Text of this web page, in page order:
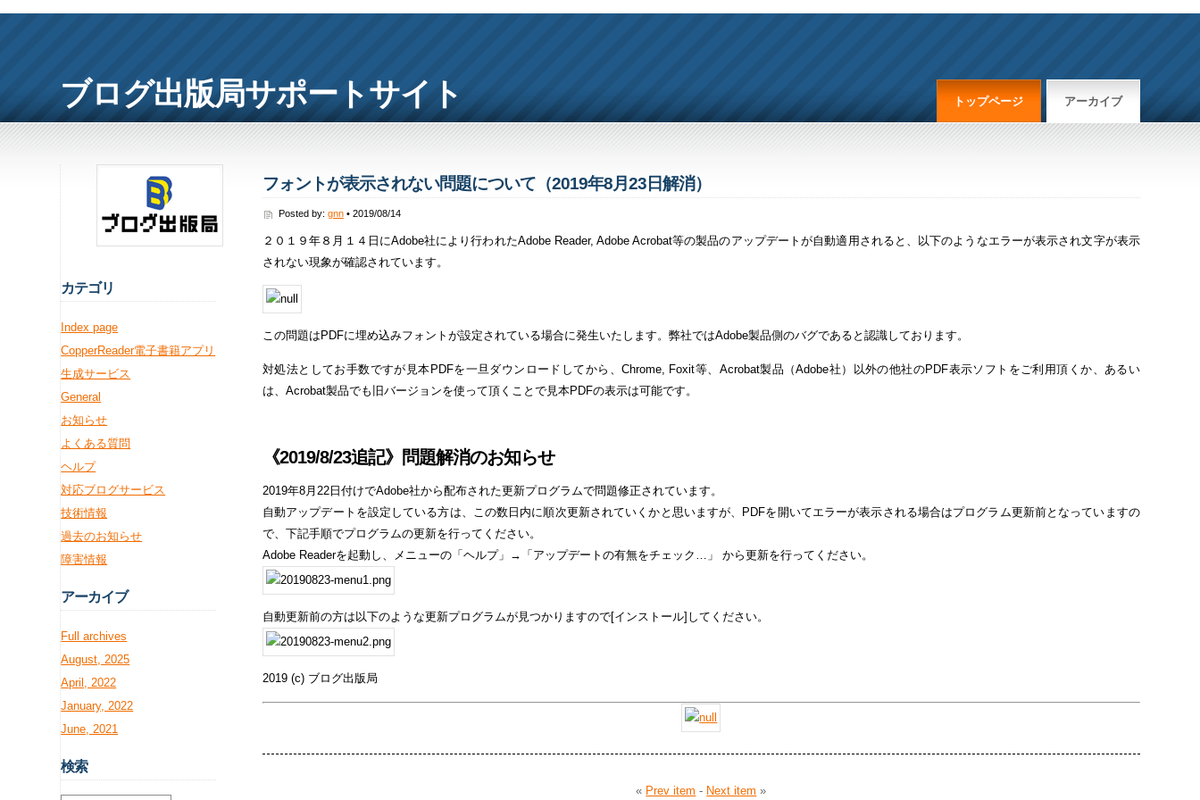
ブログ出版局サポートサイト トップページ アーカイブ
フォントが表示されない問題について（2019年8月23日解消）
Posted by: gnn• 2019/08/14
２０１９年８月１４日にAdobe社により行われたAdobe Reader, Adobe Acrobat等の製品のアップデートが自動適用されると、以下のようなエラーが表示され文字が表示
されない現象が確認されています。
この問題はPDFに埋め込みフォントが設定されている場合に発生いたします。弊社ではAdobe製品側のバグであると認識しております。
対処法としてお手数ですが見本PDFを一旦ダウンロードしてから、Chrome, Foxit等、Acrobat製品（Adobe社）以外の他社のPDF表示ソフトをご利用頂くか、あるい
は、Acrobat製品でも旧バージョンを使って頂くことで見本PDFの表示は可能です。
《2019/8/23追記》問題解消のお知らせ
2019年8月22日付けでAdobe社から配布された更新プログラムで問題修正されています。
自動アップデートを設定している方は、この数日内に順次更新されていくかと思いますが、PDFを開いてエラーが表示される場合はプログラム更新前となっていますの
で、下記手順でプログラムの更新を行ってください。
Adobe Readerを起動し、メニューの「ヘルプ」→「アップデートの有無をチェック…」 から更新を行ってください。
自動更新前の方は以下のような更新プログラムが見つかりますので[インストール]してください。
2019 (c) ブログ出版局
« Prev item - Next item »
カテゴリ
Index page
CopperReader電子書籍アプリ
生成サービス
General
お知らせ
よくある質問
ヘルプ
対応ブログサービス
技術情報
過去のお知らせ
障害情報
アーカイブ
Full archives
August, 2025
April, 2022
January, 2022
June, 2021
検索